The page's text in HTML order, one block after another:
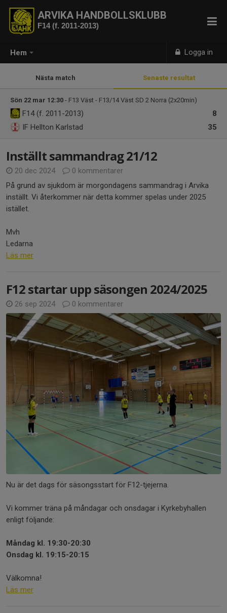
Hem Logga in
ARVIKA HANDBOLLSKLUBB
F14 (f. 2011-2013)
Nästa match Senaste resultat
Sön 22 mar 12:30 - F13 Väst - F13/14 Väst SD 2 Norra (2x20min)
8
F14 (f. 2011-2013)
35
IF Hellton Karlstad
Inställt sammandrag 21/12
20 dec 2024
0 kommentarer
På grund av sjukdom är morgondagens sammandrag i Arvika
inställt. Vi återkommer när detta kommer spelas under 2025
istället.
Mvh
Ledarna
Läs mer
F12 startar upp säsongen 2024/2025
26 sep 2024 0 kommentarer
Nu är det dags för säsongsstart för F12-tjejerna.
Vi kommer träna på måndagar och onsdagar i Kyrkebyhallen
enligt följande:
Måndag kl. 19:30-20:30
Onsdag kl. 19:15-20:15
Välkomna!
Läs mer